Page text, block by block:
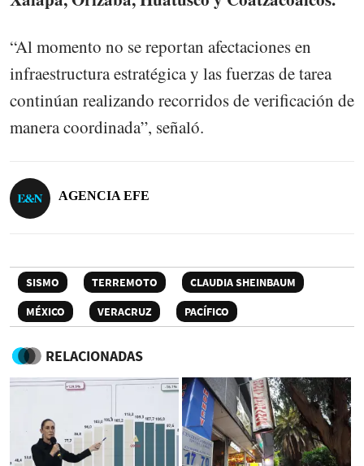
“Al momento no se reportan afectaciones en
infraestructura estratégica y las fuerzas de tarea
continúan realizando recorridos de verificación de
manera coordinada”, señaló.
AGENCIA EFE
SISMO TERREMOTO
CLAUDIA SHEINBAUM
MÉXICO
VERACRUZ PACÍFICO
RELACIONADAS